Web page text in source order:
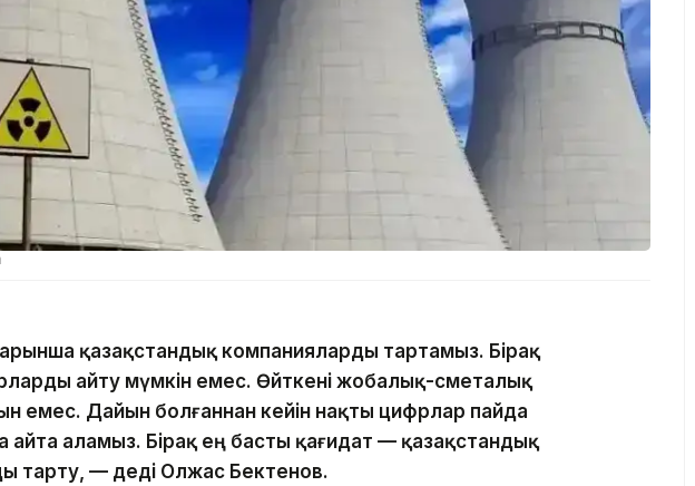
қазақстандық компанияларды тартамыз. Бірақ
айту мүмкін емес. Өйткені жобалық-сметалық
емес. Дайын болғаннан кейін нақты цифрлар пайда
аламыз. Бірақ ең басты қағидат — қазақстандық
тарту, — деді Олжас Бектенов.